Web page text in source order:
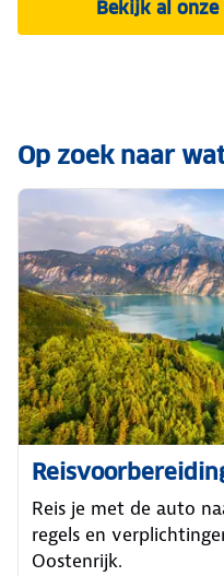
Bekijk al onze
Op zoek naar
Reis je met de auto
regels en
Oostenrijk.